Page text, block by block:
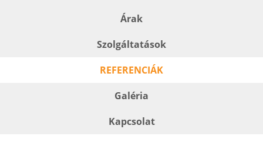
Árak
Szolgáltatások
REFERENCIÁK
Galéria
Kapcsolat